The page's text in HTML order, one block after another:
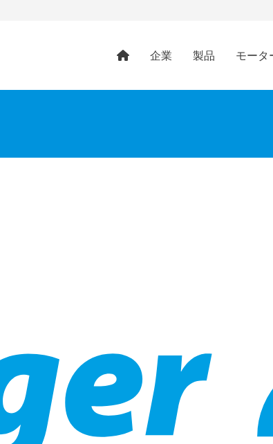
企業 製品 モータ